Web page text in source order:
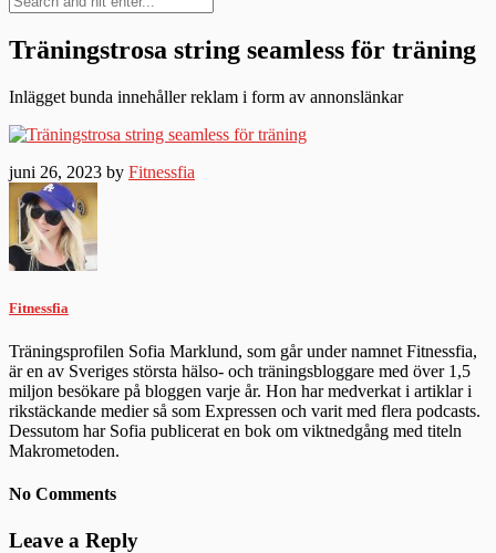
Träningstrosa string seamless för träning
Inlägget bunda innehåller reklam i form av annonslänkar
juni 26, 2023 by Fitnessfia
Fitnessfia
Träningsprofilen Sofia Marklund, som går under namnet Fitnessfia,
är en av Sveriges största hälso- och träningsbloggare med över 1,5
miljon besökare på bloggen varje år. Hon har medverkat i artiklar i
rikstäckande medier så som Expressen och varit med flera podcasts.
Dessutom har Sofia publicerat en bok om viktnedgång med titeln
Makrometoden.
No Comments
Leave a Reply